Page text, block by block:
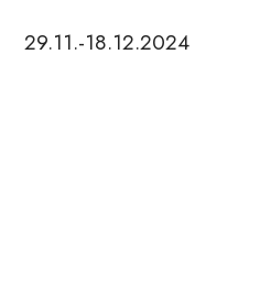
29.11.-18.12.2024